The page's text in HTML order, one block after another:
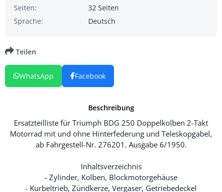
Seiten:
32 Seiten
Sprache:
Deutsch
Beschreibung
Ersatzteilliste für Triumph BDG 250 Doppelkolben 2-Takt
Motorrad mit und ohne Hinterfederung und Teleskopgabel,
ab Fahrgestell-Nr. 276201. Ausgabe 6/1950.
Inhaltsverzeichnis
- Zylinder, Kolben, Blockmotorgehäuse
- Kurbeltrieb, Zündkerze, Vergaser, Getriebedeckel
Teilen
WhatsApp Facebook